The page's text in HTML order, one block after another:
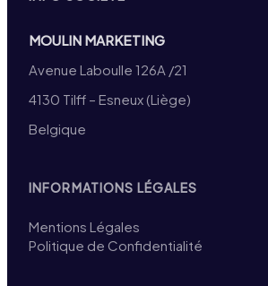
MOULIN MARKETING
Avenue Laboulle 126A /21
4130 Tilff – Esneux (Liège)
Belgique
INFORMATIONS LÉGALES
Mentions Légales
Politique de Confidentialité